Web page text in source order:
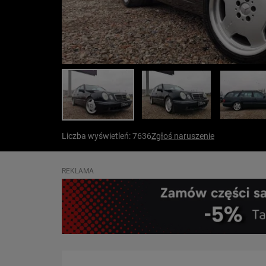
Liczba wyświetleń: 7636Zgłoś naruszenie
REKLAMA